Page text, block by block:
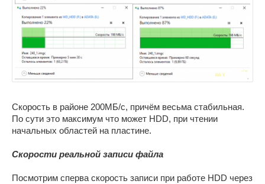
Скорость в районе 200МБ/с, причём весьма стабильная.
По сути это максимум что может HDD, при чтении
начальных областей на пластине.
Скорости реальной записи файла
Посмотрим сперва скорость записи при работе HDD через